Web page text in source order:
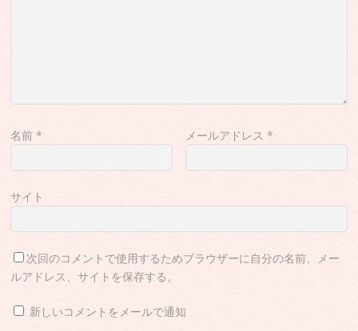
名前* メールアドレス*
サイト
次回のコメントで使用するためブラウザーに自分の名前、メー
ルアドレス、サイトを保存する。
新しいコメントをメールで通知